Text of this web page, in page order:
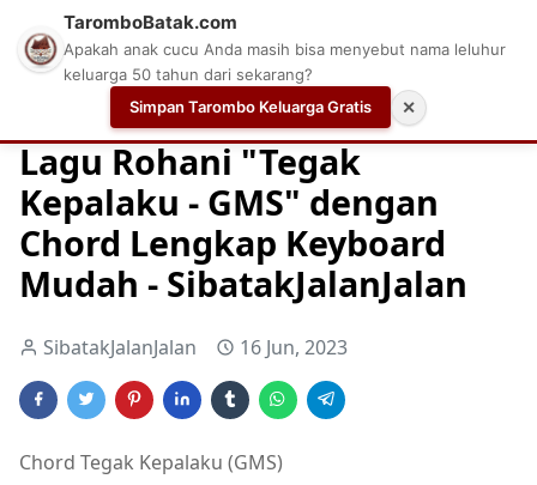
Chord Chord Gitar Lagu Rohani Chord Gitar
Lagu Rohani "Tegak
Kepalaku - GMS" dengan
Chord Lengkap Keyboard
Mudah - SibatakJalanJalan
SibatakJalanJalan 16 Jun, 2023
Chord Tegak Kepalaku (GMS)
TaromboBatak.com
Apakah anak cucu Anda masih bisa menyebut nama leluhur
keluarga 50 tahun dari sekarang?
Simpan Tarombo Keluarga Gratis
✕